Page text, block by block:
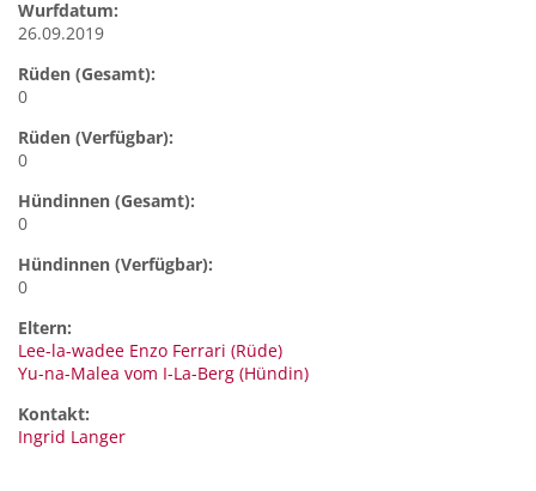
Wurfdatum:
26.09.2019
Rüden (Gesamt):
0
Rüden (Verfügbar):
0
Hündinnen (Gesamt):
0
Hündinnen (Verfügbar):
0
Eltern:
Lee-la-wadee Enzo Ferrari (Rüde)
Yu-na-Malea vom I-La-Berg (Hündin)
Kontakt:
Ingrid Langer